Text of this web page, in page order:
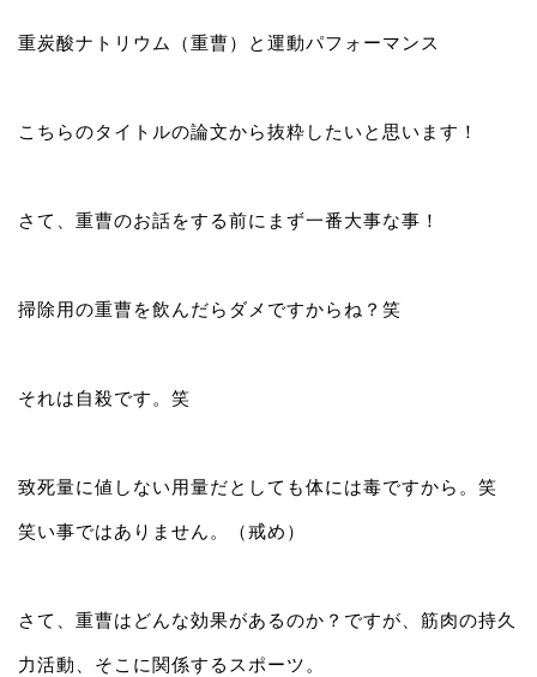
重炭酸ナトリウム（重曹）と運動パフォーマンス
こちらのタイトルの論文から抜粋したいと思います！
さて、重曹のお話をする前にまず一番大事な事！
掃除用の重曹を飲んだらダメですからね？笑
それは自殺です。笑
致死量に値しない用量だとしても体には毒ですから。笑
笑い事ではありません。（戒め）
さて、重曹はどんな効果があるのか？ですが、筋肉の持久
力活動、そこに関係するスポーツ。